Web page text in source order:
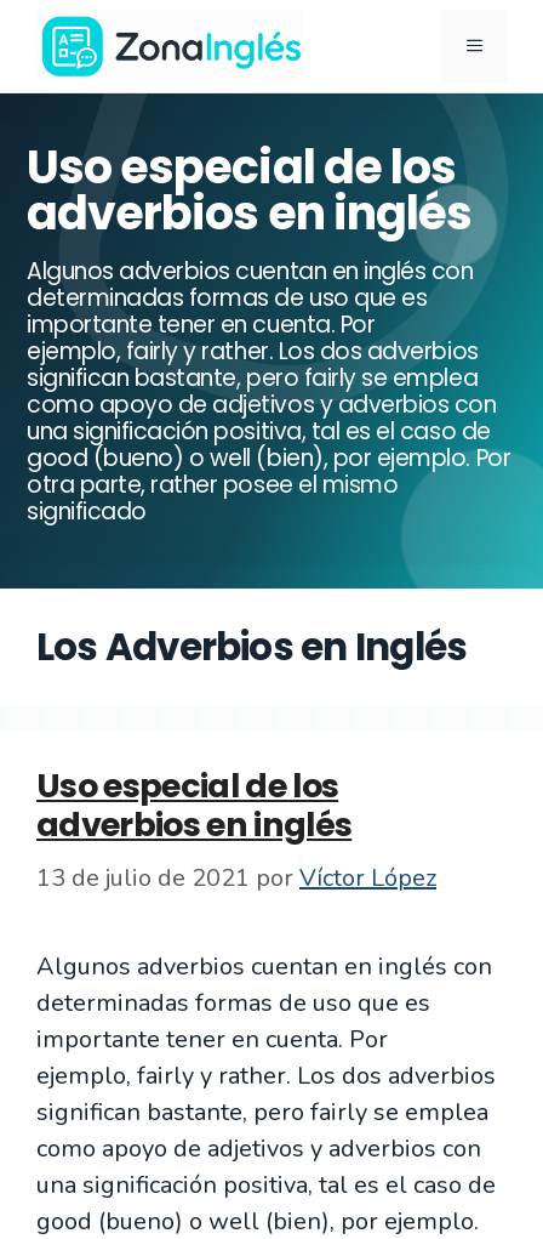
Saltar
contenido
Ir
la
portada
ZonaInglés
MENÚ
Uso especial de los
adverbios en inglés
Algunos adverbios cuentan en inglés con
determinadas formas de uso que es
importante tener en cuenta. Por
ejemplo, fairly y rather. Los dos adverbios
significan bastante, pero fairly se emplea
como apoyo de adjetivos y adverbios con
una significación positiva, tal es el caso de
good (bueno) o well (bien), por ejemplo. Por
otra parte, rather posee el mismo
significado
Los Adverbios en Inglés
Uso especial de los
adverbios en inglés
13 de julio de 2021 porVíctor López
Algunos adverbios cuentan en inglés con
determinadas formas de uso que es
importante tener en cuenta. Por
ejemplo, fairly y rather. Los dos adverbios
significan bastante, pero fairly se emplea
como apoyo de adjetivos y adverbios con
una significación positiva, tal es el caso de
good (bueno) o well (bien), por ejemplo.